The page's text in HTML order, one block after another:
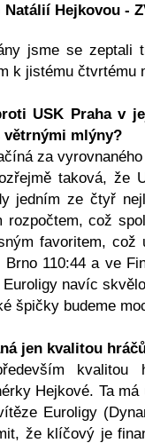
Hejkovou -
jsme se zeptali
k jistému čtvrtému
USK Praha v
mlýny?
za
taková, že
jedním ze čtyř
což
favoritem,
Brno 110:44 a ve
Euroligy navíc
špičky budeme
jen kvalitou
Hejkové. Ta
Euroligy
že klíčový je